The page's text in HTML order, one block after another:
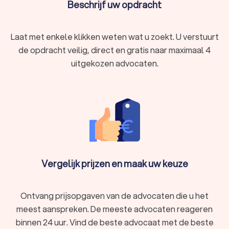
Bedrijfsvoering & ondernemingen
Een faillissement kan ingewikkeld zijn. Zeker als u zelf niet
beschikt over de juiste kennis. Daarom is een
oplossen van zaken met schuldeisers, stelt een
faillissementsplan op en beschermt uw belangen. Door hun
diepgaande kennis van het faillissementsrecht zorgen zij
ervoor dat u de juiste stappen onderneemt en een sterke
Ingewikkelde situaties zoals faillissementen vereisen
gespecialiseerde kennis. Een advocaat faillissement in
Tessenderlo helpt u bij het omgaan met schuldeisers, stelt
Beschrijf uw opdracht
Laat met enkele klikken weten wat u zoekt. U verstuurt
de opdracht veilig, direct en gratis naar maximaal 4
uitgekozen advocaten.
Vergelijk prijzen en maak uw keuze
Ontvang prijsopgaven van de advocaten die u het
meest aanspreken. De meeste advocaten reageren
binnen 24 uur. Vind de beste advocaat met de beste